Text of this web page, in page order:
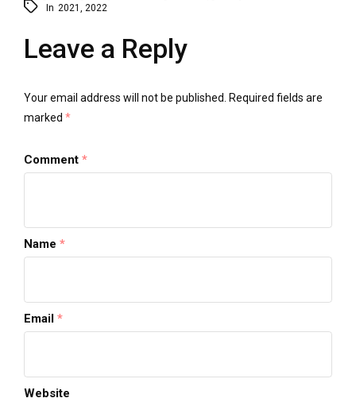
In 2021 , 2022
Leave a Reply
Your email address will not be published. Required fields are
marked *
Comment *
Name *
Email *
Website